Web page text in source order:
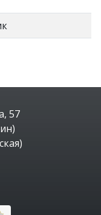
57